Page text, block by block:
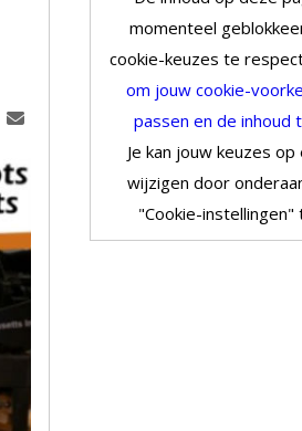
momenteel
cookie-keuzes te
om jouw cookie-
passen en de inhoud
Je kan jouw keuzes
wijzigen door
"Cookie-instellingen"